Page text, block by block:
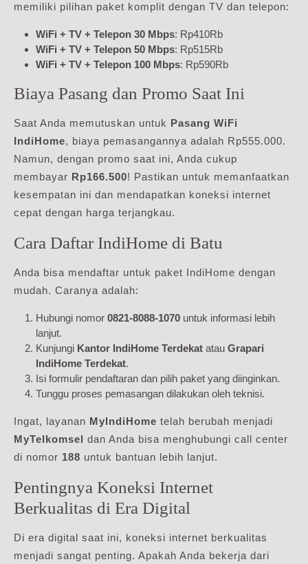
memiliki pilihan paket komplit dengan TV dan telepon:
WiFi + TV + Telepon 30 Mbps: Rp410Rb
WiFi + TV + Telepon 50 Mbps: Rp515Rb
WiFi + TV + Telepon 100 Mbps: Rp590Rb
Biaya Pasang dan Promo Saat Ini
Saat Anda memutuskan untuk Pasang WiFi
IndiHome, biaya pemasangannya adalah Rp555.000.
Namun, dengan promo saat ini, Anda cukup
membayar Rp166.500! Pastikan untuk memanfaatkan
kesempatan ini dan mendapatkan koneksi internet
cepat dengan harga terjangkau.
Cara Daftar IndiHome di Batu
Anda bisa mendaftar untuk paket IndiHome dengan
mudah. Caranya adalah:
Hubungi nomor 0821-8088-1070 untuk informasi lebih
lanjut.
Kunjungi Kantor IndiHome Terdekat atau Grapari
IndiHome Terdekat.
Isi formulir pendaftaran dan pilih paket yang diinginkan.
Tunggu proses pemasangan dilakukan oleh teknisi.
Ingat, layanan MyIndiHome telah berubah menjadi
MyTelkomsel dan Anda bisa menghubungi call center
di nomor 188 untuk bantuan lebih lanjut.
Pentingnya Koneksi Internet
Berkualitas di Era Digital
Di era digital saat ini, koneksi internet berkualitas
menjadi sangat penting. Apakah Anda bekerja dari